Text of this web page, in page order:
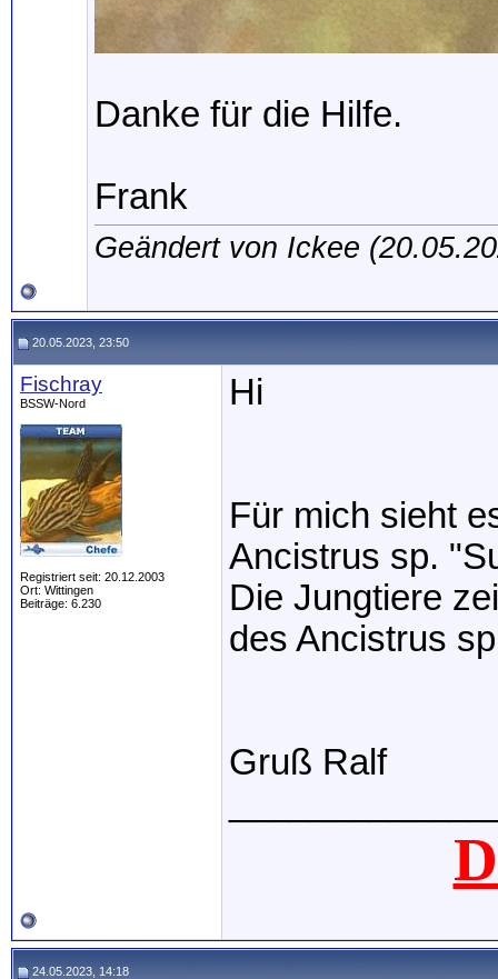
Danke für die Hilfe.
Frank
Geändert von Ickee
20.05.2023, 23:50
Fischray
BSSW-Nord
Registriert seit: 20.12.2003
Ort: Wittingen
Beiträge: 6.230
Hi
Für mich sieht
Ancistrus sp.
Die Jungtiere
des Ancistrus
Gruß Ralf
24.05.2023, 14:18